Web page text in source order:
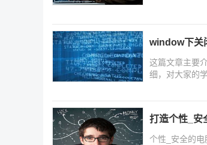
window下关
这篇文章主要
细，对大家的
打造个性_安
个性_安全的